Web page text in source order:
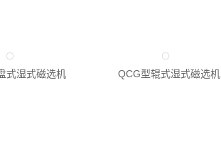
式湿式磁选机 QCG型辊式湿式磁选机